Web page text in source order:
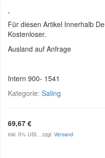
Für diesen Artikel Innerhalb
Kostenloser.
Ausland auf Anfrage
Intern 900- 1541
Kategorie: Saling
69,67 €
inkl. 0% USt. , zzgl. Versand